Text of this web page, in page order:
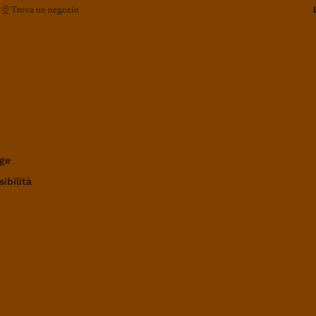
Trova un negozio